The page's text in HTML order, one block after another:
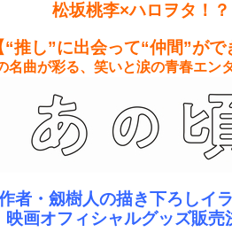
松坂桃李×ハロヲタ！？
“推し”に出会って“仲間”がで
名曲が彩る、笑いと涙の青春エン
者・劔樹人の描き下ろしイ
映画オフィシャルグッズ販売